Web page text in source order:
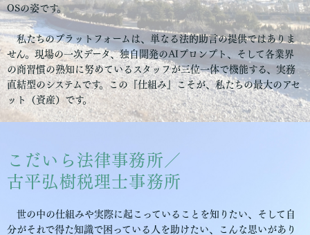
OSの姿です。
私たちのプラットフォームは、単なる法的助言の提供ではありま
せん。現場の一次データ、独自開発のAIプロンプト、そして各業界
の商習慣の熟知に努めているスタッフが三位一体で機能する、実務
直結型のシステムです。この『仕組み』こそが、私たちの最大のアセ
ット（資産）です。
こだいら法律事務所／
古平弘樹税理士事務所
世の中の仕組みや実際に起こっていることを知りたい、そして自
分がそれで得た知識で困っている人を助けたい、こんな思いがあり